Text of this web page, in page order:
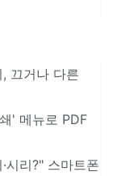
끄거나 다른
' 메뉴로 PDF
시리?" 스마트폰